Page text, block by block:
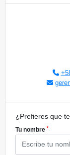
¿Prefieres que
Tu nombre *